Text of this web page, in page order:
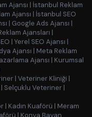
Ajansı | İstanbul Reklam
Ajansı | İstanbul SEO
| Google Ads Ajansı |
Ajansları |
| Yerel SEO Ajansı |
Ajansı | Meta Reklam
Ajansı | Kurumsal
| Veteriner Kliniği |
| Selçuklu Veteriner |
| Kadın Kuaförü | Meram
| Konya Bayan